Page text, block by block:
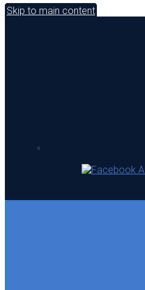
Skip to main content